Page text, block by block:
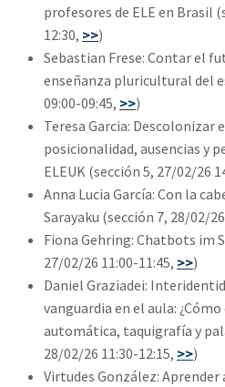
profesores de ELE en Brasil
12:30, >>)
Sebastian Frese: Contar el
enseñanza pluricultural del
09:00-09:45, >>)
Teresa Garcia: Descolonizar
posicionalidad, ausencias y
ELEUK (sección 5, 27/02/26
Anna Lucia García: Con la
Sarayaku (sección 7, 28/02/
Fiona Gehring: Chatbots im
27/02/26 11:00-11:45, >>)
Daniel Graziadei:
vanguardia en el aula:
automática, taquigrafía y
28/02/26 11:30-12:15, >>)
Virtudes González: Aprender